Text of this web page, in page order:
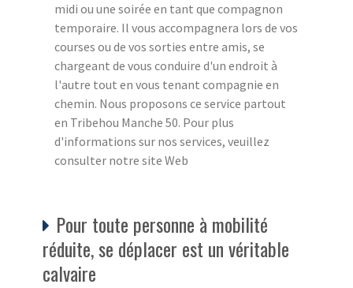
midi ou une soirée en tant que compagnon
temporaire. Il vous accompagnera lors de vos
courses ou de vos sorties entre amis, se
chargeant de vous conduire d'un endroit à
l'autre tout en vous tenant compagnie en
chemin. Nous proposons ce service partout
en Tribehou Manche 50. Pour plus
d'informations sur nos services, veuillez
consulter notre site Web
Pour toute personne à mobilité
réduite, se déplacer est un véritable
calvaire